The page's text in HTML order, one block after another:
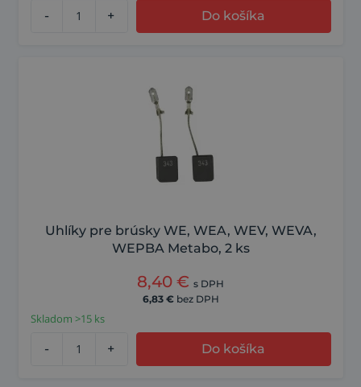
- + Do košíka
Uhlíky pre brúsky WE, WEA, WEV, WEVA,
WEPBA Metabo, 2 ks
8,40 € s DPH
6,83 € bez DPH
Skladom >15 ks
- + Do košíka